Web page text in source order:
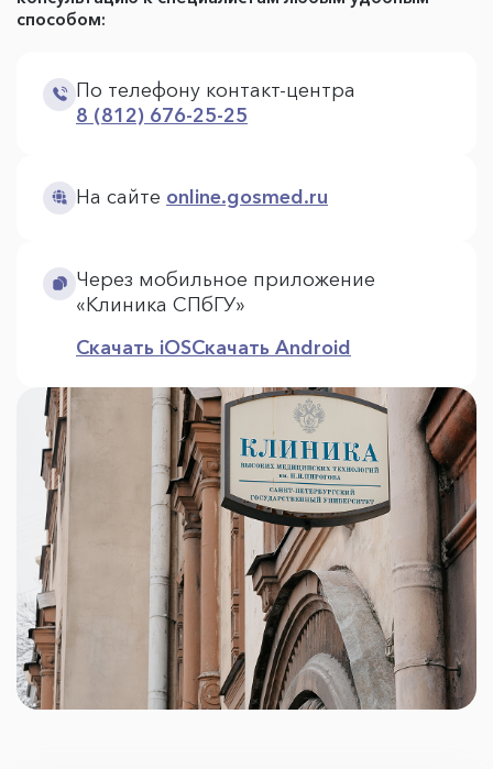
способом:
По телефону контакт-центра
8 (812) 676-25-25
На сайте online.gosmed.ru
Через мобильное приложение
«Клиника СПбГУ»
Скачать iOSСкачать Android